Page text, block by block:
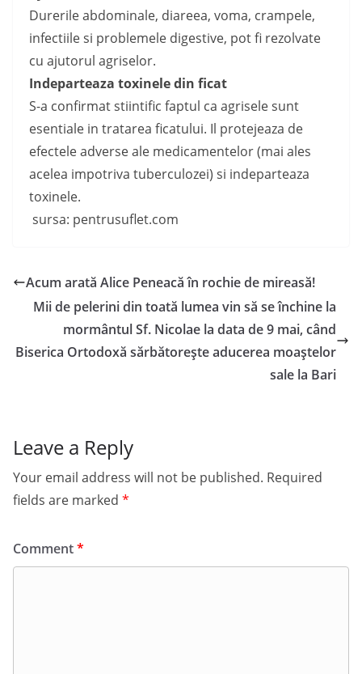
Durerile abdominale, diareea, voma, crampele,
infectiile si problemele digestive, pot fi rezolvate
cu ajutorul agriselor.
Indeparteaza toxinele din ficat
S-a confirmat stiintific faptul ca agrisele sunt
esentiale in tratarea ficatului. Il protejeaza de
efectele adverse ale medicamentelor (mai ales
acelea impotriva tuberculozei) si indeparteaza
toxinele.
sursa: pentrusuflet.com
Acum arată Alice Peneacă în rochie de mireasă!
Mii de pelerini din toată lumea vin să se închine la
mormântul Sf. Nicolae la data de 9 mai, când
Biserica Ortodoxă sărbătoreşte aducerea moaştelor
sale la Bari
Leave a Reply
Your email address will not be published. Required
fields are marked *
Comment*